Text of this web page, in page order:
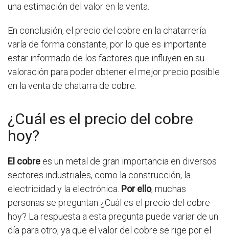
una estimación del valor en la venta.
En conclusión, el precio del cobre en la chatarrería
varía de forma constante, por lo que es importante
estar informado de los factores que influyen en su
valoración para poder obtener el mejor precio posible
en la venta de chatarra de cobre.
¿Cuál es el precio del cobre
hoy?
El cobre es un metal de gran importancia en diversos
sectores industriales, como la construcción, la
electricidad y la electrónica. Por ello, muchas
personas se preguntan ¿Cuál es el precio del cobre
hoy? La respuesta a esta pregunta puede variar de un
día para otro, ya que el valor del cobre se rige por el